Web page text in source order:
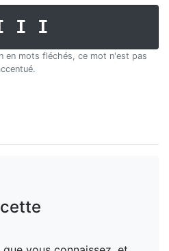
en mots fléchés, ce mot n'est pas